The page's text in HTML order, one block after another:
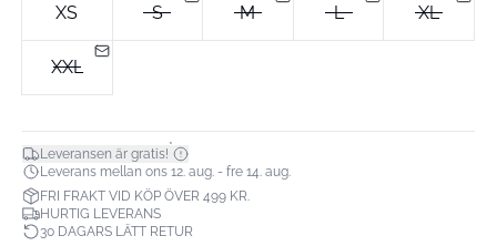
XS S M L XL
XXL
Leveransen är gratis!*
Leverans mellan ons 12. aug. - fre 14. aug.
FRI FRAKT VID KÖP ÖVER 499 KR.
HURTIG LEVERANS
30 DAGARS LÄTT RETUR